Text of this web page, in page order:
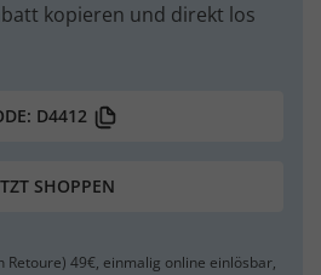
kopieren und direkt los
D4412
SHOPPEN
49€, einmalig online einlösbar,